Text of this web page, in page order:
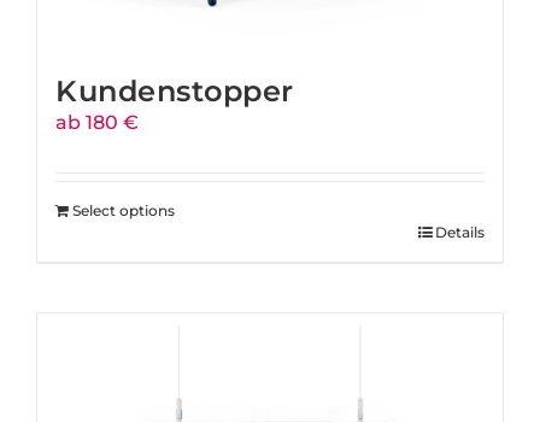
Kundenstopper
ab 180 €
Select options
Details